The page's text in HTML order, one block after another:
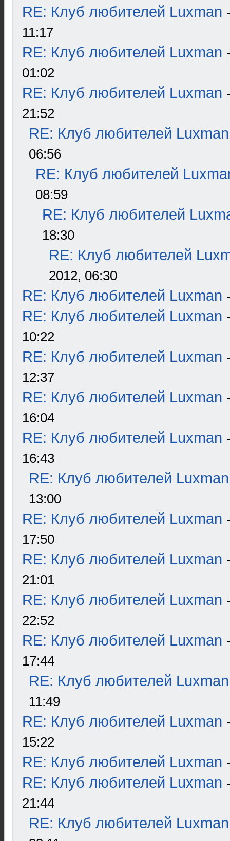
RE: Клуб любителей Luxman
11:17
RE: Клуб любителей Luxman
01:02
RE: Клуб любителей Luxman
21:52
RE: Клуб любителей Luxman
06:56
RE: Клуб любителей
08:59
RE: Клуб любителей
18:30
RE: Клуб любителей
2012, 06:30
RE: Клуб любителей Luxman
RE: Клуб любителей Luxman
10:22
RE: Клуб любителей Luxman
12:37
RE: Клуб любителей Luxman
16:04
RE: Клуб любителей Luxman
16:43
RE: Клуб любителей Luxman
13:00
RE: Клуб любителей Luxman
17:50
RE: Клуб любителей Luxman
21:01
RE: Клуб любителей Luxman
22:52
RE: Клуб любителей Luxman
17:44
RE: Клуб любителей Luxman
11:49
RE: Клуб любителей Luxman
15:22
RE: Клуб любителей Luxman
RE: Клуб любителей Luxman
21:44
RE: Клуб любителей Luxman